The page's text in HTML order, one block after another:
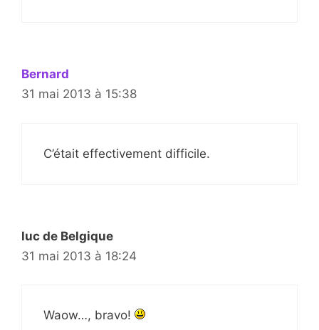
Bernard
31 mai 2013 à 15:38
C’était effectivement difficile.
luc de Belgique
31 mai 2013 à 18:24
Waow…, bravo!